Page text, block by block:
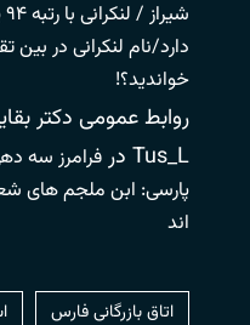
دارد/نام لنکرانی در بین
خواندید؟!
روابط عمومی دکتر
Tus_L در فرامرز سه
پارسی: ابن ملجم های
اند
اتاق بازرگانی فارس